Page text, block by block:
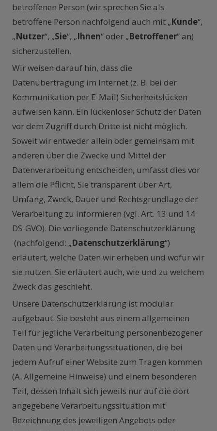
betroffenen Person (wir sprechen Sie als
betroffene Person nachfolgend auch mit „Kunde“,
„Nutzer“, „Sie“, „Ihnen“ oder „Betroffener“ an)
sicherzustellen.
Wir weisen darauf hin, dass die
Datenübertragung im Internet (z. B. bei der
Kommunikation per E-Mail) Sicherheitslücken
aufweisen kann. Ein lückenloser Schutz der Daten
vor dem Zugriff durch Dritte ist nicht möglich.
Soweit wir entweder allein oder gemeinsam mit
anderen über die Zwecke und Mittel der
Datenverarbeitung entscheiden, umfasst dies vor
allem die Pflicht, Sie transparent über Art,
Umfang, Zweck, Dauer und Rechtsgrundlage der
Verarbeitung zu informieren (vgl. Art. 13 und 14
DS-GVO). Die vorliegende Datenschutzerklärung
(nachfolgend: „Datenschutzerklärung“)
erläutert, welche Daten wir erheben und wofür wir
sie nutzen. Sie erläutert auch, wie und zu welchem
Zweck das geschieht.
Unsere Datenschutzerklärung ist modular
aufgebaut. Sie besteht aus einem allgemeinen
Teil für jegliche Verarbeitung personenbezogener
Daten und Verarbeitungssituationen, die bei
jedem Aufruf einer Website zum Tragen kommen
(A. Allgemeine Hinweise) und einem besonderen
Teil, dessen Inhalt sich jeweils nur auf die dort
angegebene Verarbeitungssituation mit
Bezeichnung des jeweiligen Angebots oder